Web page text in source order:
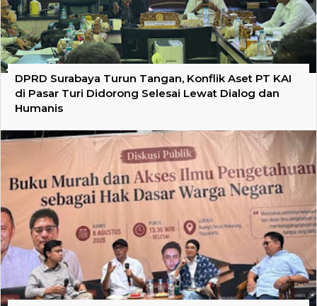
DPRD Surabaya Turun Tangan, Konflik Aset PT KAI
di Pasar Turi Didorong Selesai Lewat Dialog dan
Humanis